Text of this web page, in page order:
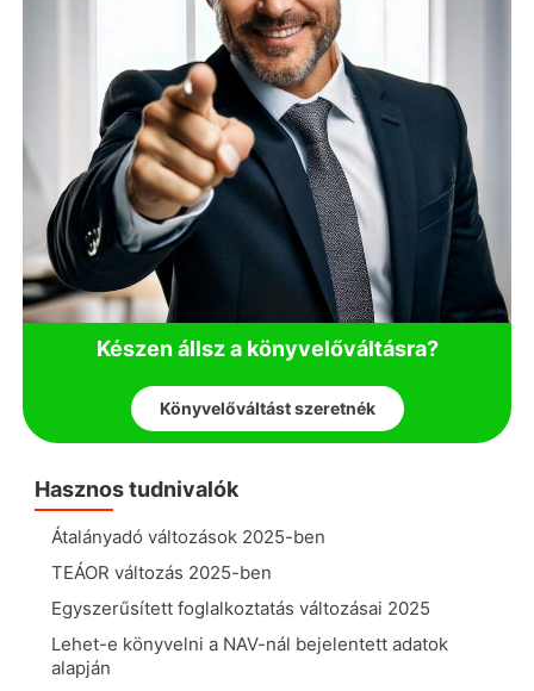
Készen állsz a könyvelőváltásra?
Könyvelőváltást szeretnék
Hasznos tudnivalók
Átalányadó változások 2025-ben
TEÁOR változás 2025-ben
Egyszerűsített foglalkoztatás változásai 2025
Lehet-e könyvelni a NAV-nál bejelentett adatok
alapján